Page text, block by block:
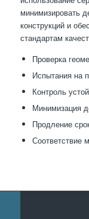
минимизировать
конструкций и
стандартам
Проверка
Испытания на
Контроль
Минимизация
Продление
Соответствие